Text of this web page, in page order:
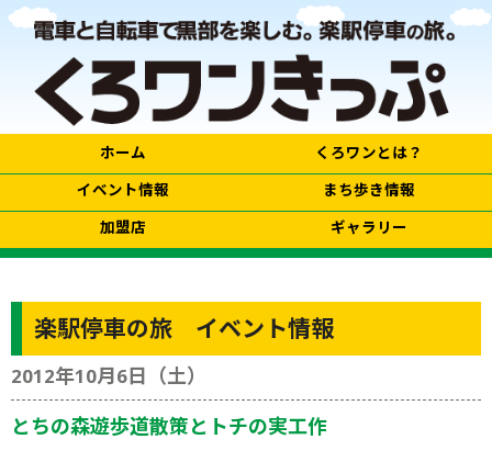
ホーム
くろワンとは？
イベント情報
まち歩き情報
加盟店
ギャラリー
楽駅停車の旅 イベント情報
2012年10月6日（土）
とちの森遊歩道散策とトチの実工作